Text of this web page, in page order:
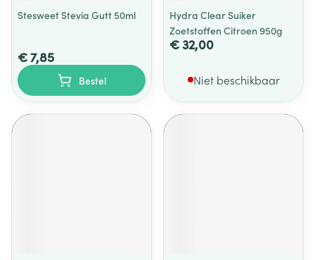
Stesweet Stevia Gutt 50ml
€ 7,85
Bestel
Hydra Clear Suiker
Zoetstoffen Citroen 950g
€ 32,00
Niet beschikbaar